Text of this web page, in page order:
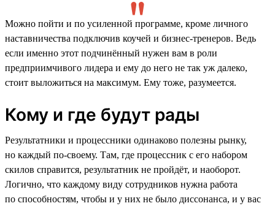
Можно пойти и по усиленной программе, кроме личного
наставничества подключив коучей и бизнес-тренеров. Ведь
если именно этот подчинённый нужен вам в роли
предприимчивого лидера и ему до него не так уж далеко,
стоит выложиться на максимум. Ему тоже, разумеется.
Кому и где будут рады
Результатники и процессники одинаково полезны рынку,
но каждый по-своему. Там, где процессник с его набором
скилов справится, результатник не пройдёт, и наоборот.
Логично, что каждому виду сотрудников нужна работа
по способностям, чтобы и у них не было диссонанса, и у вас